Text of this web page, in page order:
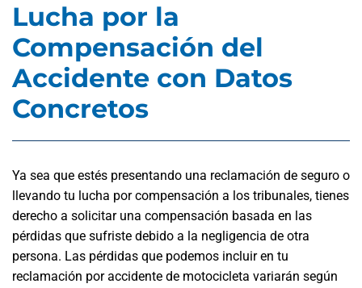
Lucha por la
Compensación del
Accidente con Datos
Concretos
Ya sea que estés presentando una reclamación de seguro o
llevando tu lucha por compensación a los tribunales, tienes
derecho a solicitar una compensación basada en las
pérdidas que sufriste debido a la negligencia de otra
persona. Las pérdidas que podemos incluir en tu
reclamación por accidente de motocicleta variarán según